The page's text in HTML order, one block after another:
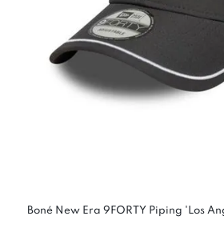
Boné New Era 9FORTY Piping 'Los